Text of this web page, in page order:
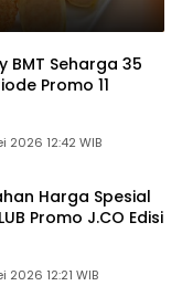
BMT Seharga 35
Promo 11
Senin, 11 Mei 2026 12:42 WIB
Harga Spesial
Promo J.CO Edisi
Senin, 11 Mei 2026 12:21 WIB